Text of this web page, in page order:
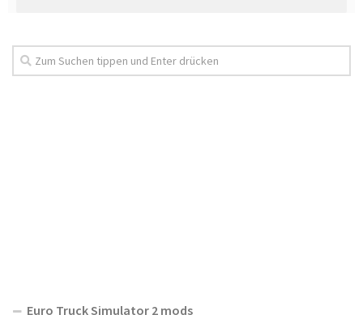
Euro Truck Simulator 2 mods